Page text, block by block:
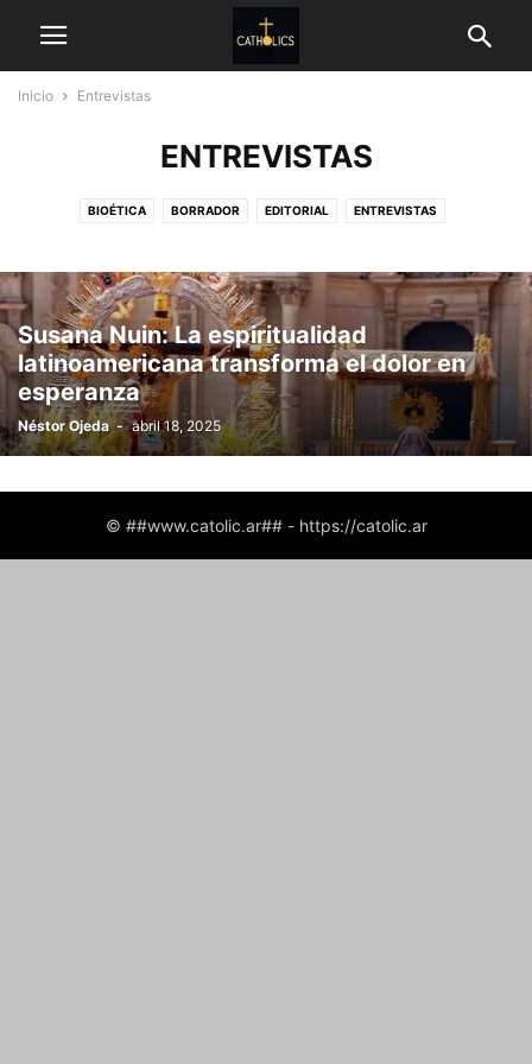
Inicio Entrevistas
ENTREVISTAS
BIOÉTICA BORRADOR EDITORIAL ENTREVISTAS
MIRADA PROFÉTICA NO PORTADA NOTICIAS EN INGLÉS
NOTICIAS INTERNACIONALES NOTICIAS NACIONALES
NOTICIAS VATICANO OPINIÓN PORTADA SINODALIDAD
TESTIMONIOS VIDEOS VOCES QUE ILUMINAN
Susana Nuin: La espiritualidad
latinoamericana transforma el dolor en
esperanza
Néstor Ojeda - abril 18, 2025
© ##www.catolic.ar## - https://catolic.ar